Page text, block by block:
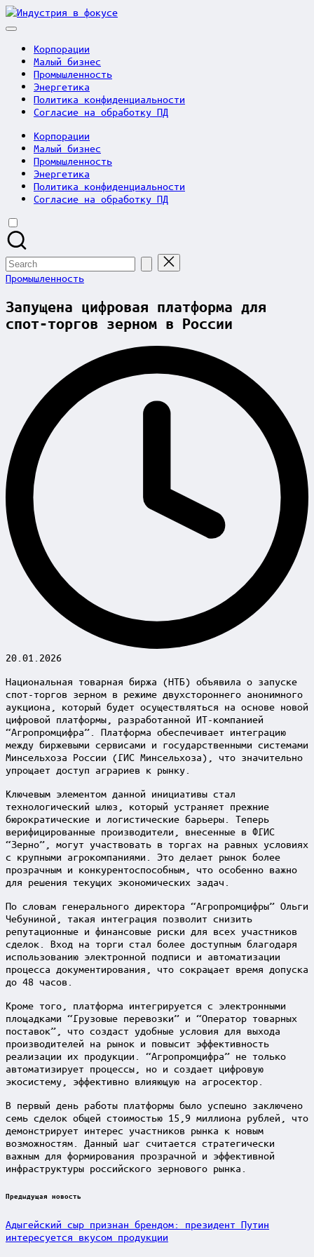
Skip
to
Индустрия
Корпорации
Малый бизнес
Промышленность
Энергетика
Политика конфиденциальности
Согласие на обработку ПД
Корпорации
Малый бизнес
Промышленность
Энергетика
Политика конфиденциальности
Согласие на обработку ПД
Search
for:
Posted
Промышленность
Запущена цифровая платформа для
спот-торгов зерном в России
20.01.2026
Национальная товарная биржа (НТБ) объявила о запуске
спот-торгов зерном в режиме двухстороннего анонимного
аукциона, который будет осуществляться на основе новой
цифровой платформы, разработанной ИТ-компанией
“Агропромцифра”. Платформа обеспечивает интеграцию
между биржевыми сервисами и государственными системами
Минсельхоза России (ГИС Минсельхоза), что значительно
упрощает доступ аграриев к рынку.
Ключевым элементом данной инициативы стал
технологический шлюз, который устраняет прежние
бюрократические и логистические барьеры. Теперь
верифицированные производители, внесенные в ФГИС
“Зерно”, могут участвовать в торгах на равных условиях
с крупными агрокомпаниями. Это делает рынок более
прозрачным и конкурентоспособным, что особенно важно
для решения текущих экономических задач.
По словам генерального директора “Агропромцифры” Ольги
Чебуниной, такая интеграция позволит снизить
репутационные и финансовые риски для всех участников
сделок. Вход на торги стал более доступным благодаря
использованию электронной подписи и автоматизации
процесса документирования, что сокращает время допуска
до 48 часов.
Кроме того, платформа интегрируется с электронными
площадками “Грузовые перевозки” и “Оператор товарных
поставок”, что создаст удобные условия для выхода
производителей на рынок и повысит эффективность
реализации их продукции. “Агропромцифра” не только
автоматизирует процессы, но и создает цифровую
экосистему, эффективно влияющую на агросектор.
В первый день работы платформы было успешно заключено
семь сделок общей стоимостью 15,9 миллиона рублей, что
демонстрирует интерес участников рынка к новым
возможностям. Данный шаг считается стратегически
важным для формирования прозрачной и эффективной
инфраструктуры российского зернового рынка.
Post
Предыдущая новость
Адыгейский сыр признан брендом: президент Путин
интересуется вкусом продукции